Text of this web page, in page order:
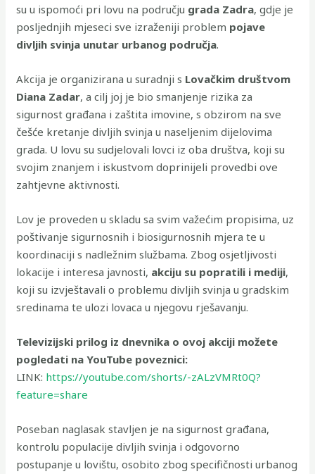
su u ispomoći pri lovu na području grada Zadra, gdje je
posljednjih mjeseci sve izraženiji problem pojave
divljih svinja unutar urbanog područja.
Akcija je organizirana u suradnji s Lovačkim društvom
Diana Zadar, a cilj joj je bio smanjenje rizika za
sigurnost građana i zaštita imovine, s obzirom na sve
češće kretanje divljih svinja u naseljenim dijelovima
grada. U lovu su sudjelovali lovci iz oba društva, koji su
svojim znanjem i iskustvom doprinijeli provedbi ove
zahtjevne aktivnosti.
Lov je proveden u skladu sa svim važećim propisima, uz
poštivanje sigurnosnih i biosigurnosnih mjera te u
koordinaciji s nadležnim službama. Zbog osjetljivosti
lokacije i interesa javnosti, akciju su popratili i mediji,
koji su izvještavali o problemu divljih svinja u gradskim
sredinama te ulozi lovaca u njegovu rješavanju.
Televizijski prilog iz dnevnika o ovoj akciji možete
pogledati na YouTube poveznici:
LINK: https://youtube.com/shorts/-zALzVMRt0Q?
feature=share
Poseban naglasak stavljen je na sigurnost građana,
kontrolu populacije divljih svinja i odgovorno
postupanje u lovištu, osobito zbog specifičnosti urbanog